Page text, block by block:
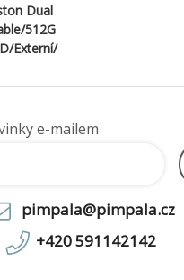
Dual
512G
Externí/
e-mailem
pimpala@pimpala.cz
+420 591142142